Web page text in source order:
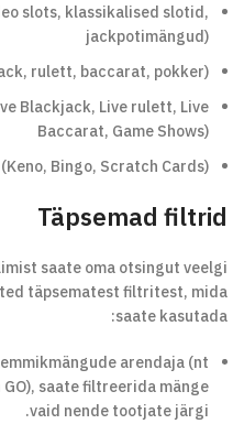
slots, klassikalised slotid,
jackpotimängud)
rulett, baccarat, pokker)
Blackjack, Live rulett, Live
Baccarat, Game Shows)
Bingo, Scratch Cards)
Täpsemad filtrid
saate oma otsingut veelgi
täpsematest filtritest, mida
saate kasutada:
arendaja (nt
saate filtreerida mänge
vaid nende tootjate järgi.